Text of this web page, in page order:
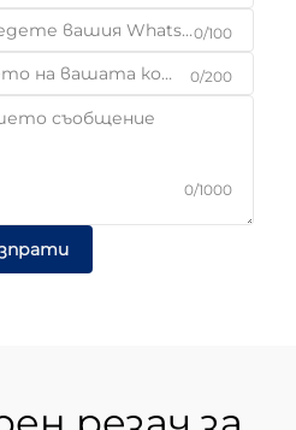
0/100
0/200
0/1000